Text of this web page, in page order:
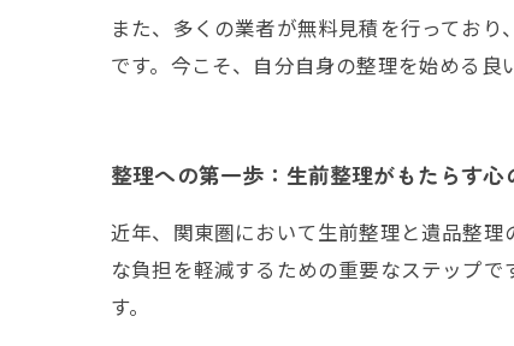
また、多くの業者が無料見積を行ってお
です。今こそ、自分自身の整理を始める良
整理への第一歩：生前整理がもたらす心
近年、関東圏において生前整理と遺品整
な負担を軽減するための重要なステップ
す。